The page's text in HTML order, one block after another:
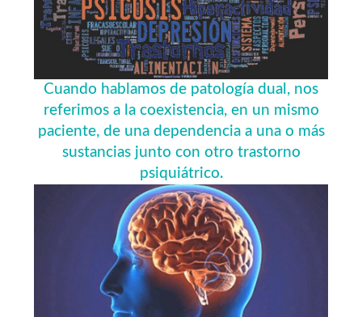
Cuando hablamos de patología dual, nos
referimos a la coexistencia, en un mismo
paciente, de una dependencia a una o más
sustancias junto con otro trastorno
psiquiátrico.